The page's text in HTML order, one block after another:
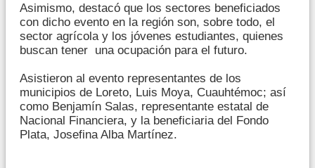
Asimismo, destacó que los sectores beneficiados
con dicho evento en la región son, sobre todo, el
sector agrícola y los jóvenes estudiantes, quienes
buscan tener una ocupación para el futuro.
Asistieron al evento representantes de los
municipios de Loreto, Luis Moya, Cuauhtémoc; así
como Benjamín Salas, representante estatal de
Nacional Financiera, y la beneficiaria del Fondo
Plata, Josefina Alba Martínez.